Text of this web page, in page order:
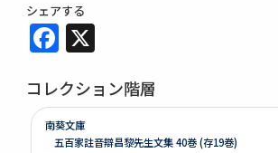
シェアする
Facebook
コレクション階層
南葵文庫
五百家註音辯昌黎先生文集 40巻 (存19巻)